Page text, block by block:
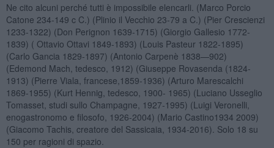
Ne cito alcuni perché tutti è impossibile elencarli. (Marco Porcio
Catone 234-149 c C.) (Plinio il Vecchio 23-79 a C.) (Pier Crescienzi
1233-1322) (Don Perignon 1639-1715) (Giorgio Gallesio 1772-
1839) ( Ottavio Ottavi 1849-1893) (Louis Pasteur 1822-1895)
(Carlo Gancia 1829-1897) (Antonio Carpenè 1838—902)
(Edemond Mach, tedesco, 1912) (Giuseppe Rovasenda (1824-
1913) (Pierre Viala, francese,1859-1936) (Arturo Marescalchi
1869-1955) (Kurt Hennig, tedesco, 1900- 1965) (Luciano Usseglio
Tomasset, studi sullo Champagne, 1927-1995) (Luigi Veronelli,
enogastronomo e filosofo, 1926-2004) (Mario Castino1934 2009)
(Giacomo Tachis, creatore del Sassicaia, 1934-2016). Solo 18 su
150 per ragioni di spazio.